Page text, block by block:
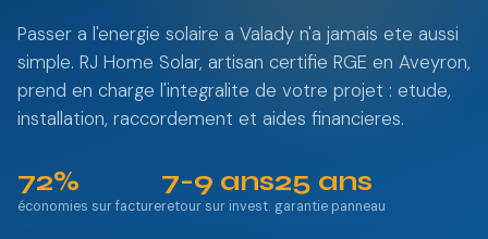
Passer a l'energie solaire a Valady n'a jamais ete aussi
simple. RJ Home Solar, artisan certifie RGE en Aveyron,
prend en charge l'integralite de votre projet : etude,
installation, raccordement et aides financieres.
72%
économies sur facture
7-9 ans
retour sur invest.
25 ans
garantie panneau